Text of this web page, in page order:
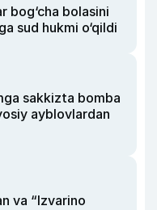
bog‘cha bolasini
sud hukmi o‘qildi
sakkizta bomba
ayblovlardan
va “Izvarino